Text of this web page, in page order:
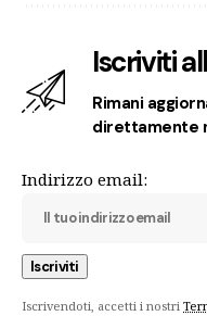
Iscriviti
Rimani
direttamente
Indirizzo email:
Iscrivendoti, accetti i nostri